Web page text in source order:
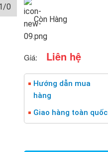
0
Còn Hàng
Giá: Liên hệ
Hướng dẫn mua
hàng
Giao hàng toàn quốc